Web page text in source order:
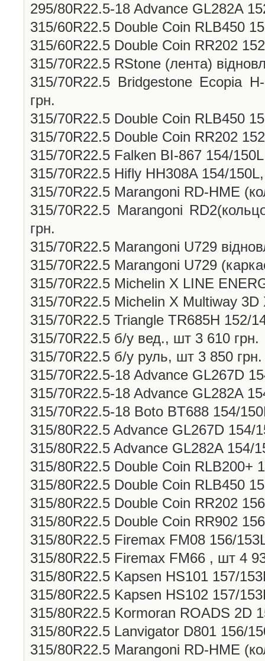
295/80R22.5-18 Advance GL282A
315/60R22.5 Double Coin RLB450
315/60R22.5 Double Coin RR202
315/70R22.5 RStone (лента)
315/70R22.5 Bridgestone Ecopia
грн.
315/70R22.5 Double Coin RLB450
315/70R22.5 Double Coin RR202
315/70R22.5 Falken BI-867 154/
315/70R22.5 Hifly HH308A 154/
315/70R22.5 Marangoni RD-HME
315/70R22.5 Marangoni
грн.
315/70R22.5 Marangoni U729
315/70R22.5 Marangoni U729
315/70R22.5 Michelin X LINE
315/70R22.5 Michelin X Multiway
315/70R22.5 Triangle TR685H 152/
315/70R22.5 б/у вед., шт 3 610 грн.
315/70R22.5 б/у руль, шт 3 850 грн.
315/70R22.5-18 Advance GL267D
315/70R22.5-18 Advance GL282A
315/70R22.5-18 Boto BT688 154/
315/80R22.5 Advance GL267D 154/
315/80R22.5 Advance GL282A 154/
315/80R22.5 Double Coin RLB200+
315/80R22.5 Double Coin RLB450
315/80R22.5 Double Coin RR202
315/80R22.5 Double Coin RR902
315/80R22.5 Firemax FM08 156/
315/80R22.5 Firemax FM66 , шт 4
315/80R22.5 Kapsen HS101 157/
315/80R22.5 Kapsen HS102 157/
315/80R22.5 Kormoran ROADS 2D
315/80R22.5 Lanvigator D801 156/
315/80R22.5 Marangoni RD-HME